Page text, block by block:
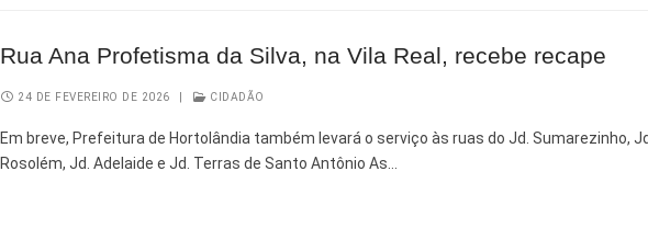
Rua Ana Profetisma da Silva, na Vila Real, recebe recape
24 DE FEVEREIRO DE 2026 CIDADÃO
Em breve, Prefeitura de Hortolândia também levará o serviço às ruas do Jd. Sumarezinho, Jd.
Rosolém, Jd. Adelaide e Jd. Terras de Santo Antônio As…